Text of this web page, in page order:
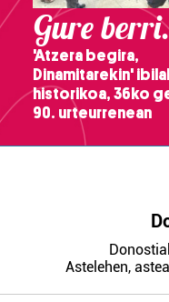
Gure
'Atzera begira,
Dinamitarekin'
historikoa, 36ko
90. urteurrenean
Astelehen,